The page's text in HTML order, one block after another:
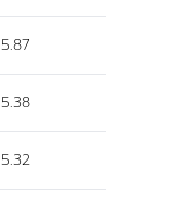
5.87
5.38
5.32